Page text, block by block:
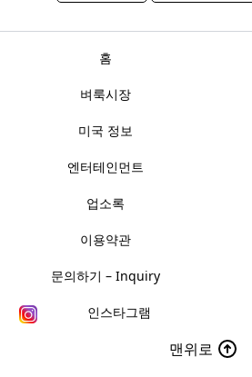
홈
벼룩시장
미국 정보
엔터테인먼트
업소록
이용약관
문의하기 – Inquiry
인스타그램
맨위로